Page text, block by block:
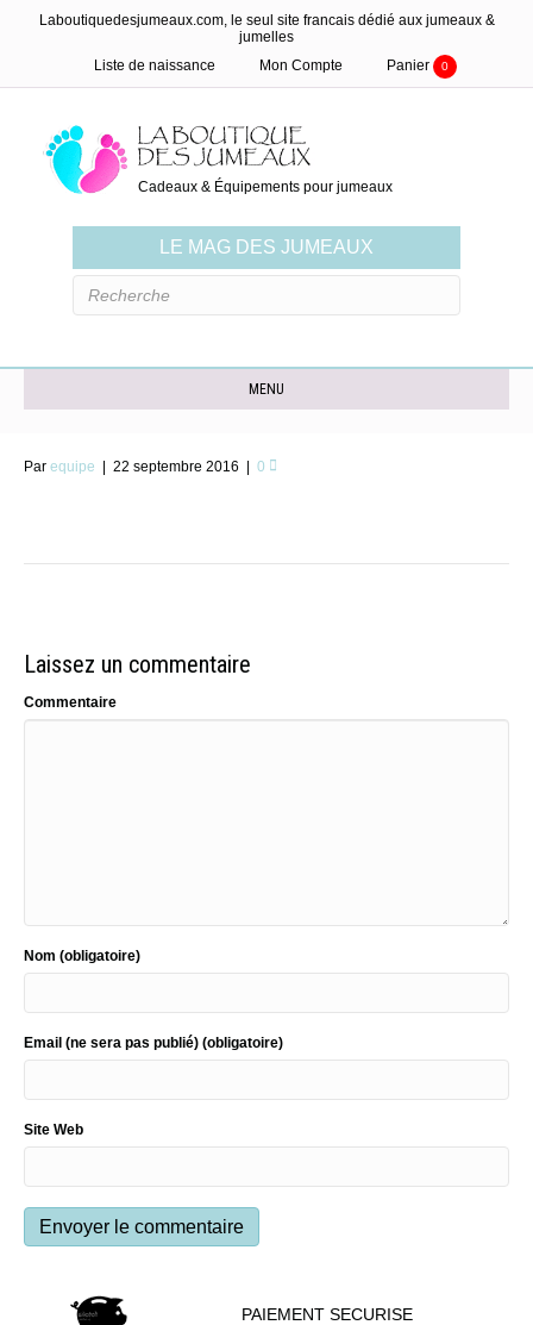
Laboutiquedesjumeaux.com, le seul site francais dédié aux jumeaux &
jumelles
Liste de naissance
Mon Compte Panier 0
Cadeaux & Équipements pour jumeaux
LE MAG DES JUMEAUX
MENU
Par equipe | 22 septembre 2016 | 0
Laissez un commentaire
Commentaire
Nom (obligatoire)
Email (ne sera pas publié) (obligatoire)
Site Web
PAIEMENT SECURISE